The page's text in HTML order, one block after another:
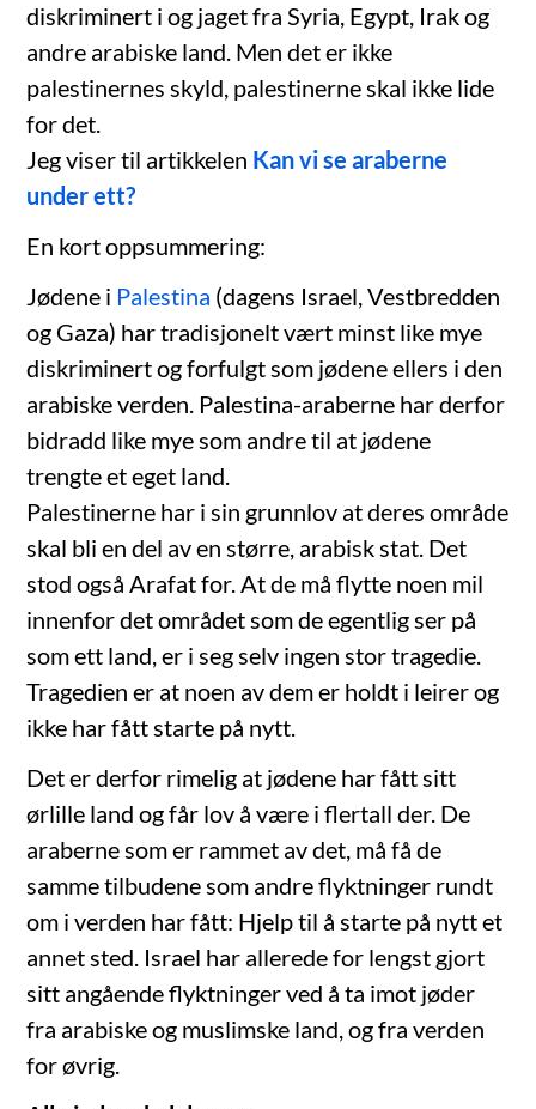
diskriminert i og jaget fra Syria, Egypt, Irak og
andre arabiske land. Men det er ikke
palestinernes skyld, palestinerne skal ikke lide
for det.
Jeg viser til artikkelen Kan vi se araberne
under ett?
En kort oppsummering:
Jødene i Palestina (dagens Israel, Vestbredden
og Gaza) har tradisjonelt vært minst like mye
diskriminert og forfulgt som jødene ellers i den
arabiske verden. Palestina-araberne har derfor
bidradd like mye som andre til at jødene
trengte et eget land.
Palestinerne har i sin grunnlov at deres område
skal bli en del av en større, arabisk stat. Det
stod også Arafat for. At de må flytte noen mil
innenfor det området som de egentlig ser på
som ett land, er i seg selv ingen stor tragedie.
Tragedien er at noen av dem er holdt i leirer og
ikke har fått starte på nytt.
Det er derfor rimelig at jødene har fått sitt
ørlille land og får lov å være i flertall der. De
araberne som er rammet av det, må få de
samme tilbudene som andre flyktninger rundt
om i verden har fått: Hjelp til å starte på nytt et
annet sted. Israel har allerede for lengst gjort
sitt angående flyktninger ved å ta imot jøder
fra arabiske og muslimske land, og fra verden
for øvrig.